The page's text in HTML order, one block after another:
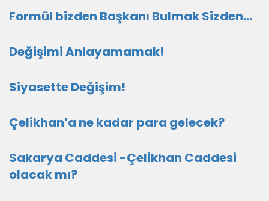
Formül bizden Başkanı Bulmak Sizden…
Değişimi Anlayamamak!
Siyasette Değişim!
Çelikhan’a ne kadar para gelecek?
Sakarya Caddesi -Çelikhan Caddesi
olacak mı?